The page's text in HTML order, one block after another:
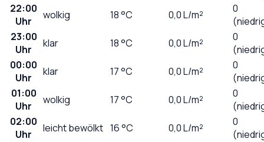
22:00
Uhr
wolkig 18°C 0,0L/m²
0
23:00
Uhr
klar 18°C 0,0L/m²
0
00:00
Uhr
klar 17°C 0,0L/m²
0
01:00
Uhr
wolkig 17°C 0,0L/m²
0
02:00
Uhr
leicht bewölkt 16°C 0,0L/m²
0